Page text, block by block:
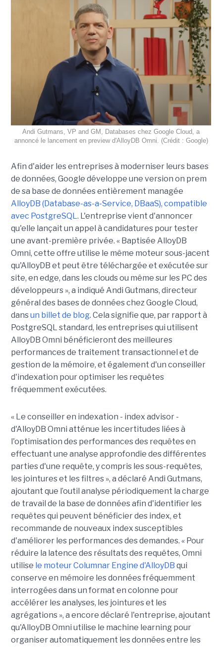
Andi Gutmans, VP and GM, Databases chez Google Cloud, a
annoncé le lancement en preview d'AlloyDB Omni. (Crédit : Google)
Afin d'aider les entreprises à moderniser leurs bases
de données, Google développe une version on prem
de sa base de données entièrement managée
AlloyDB (Database-as-a-Service, DBaaS), compatible
avec PostgreSQL. L'entreprise vient d'annoncer
qu'elle lançait un appel à candidatures pour tester
une avant-première privée. « Baptisée AlloyDB
Omni, cette offre utilise le même moteur sous-jacent
qu'AlloyDB et peut être téléchargée et exécutée sur
site, en edge, dans les clouds ou même sur les PC des
développeurs », a indiqué Andi Gutmans, directeur
général des bases de données chez Google Cloud,
dansun billet de blog. Cela signifie que, par rapport à
PostgreSQL standard, les entreprises qui utilisent
AlloyDB Omni bénéficieront des meilleures
performances de traitement transactionnel et de
gestion de la mémoire, et également d'un conseiller
d'indexation pour optimiser les requêtes
fréquemment exécutées.
« Le conseiller en indexation - index advisor -
d'AlloyDB Omni atténue les incertitudes liées à
l'optimisation des performances des requêtes en
effectuant une analyse approfondie des différentes
parties d'une requête, y compris les sous-requêtes,
les jointures et les filtres », a déclaré Andi Gutmans,
ajoutant que l’outil analyse périodiquement la charge
de travail de la base de données afin d'identifier les
requêtes qui peuvent bénéficier des index, et
recommande de nouveaux index susceptibles
d'améliorer les performances des demandes. « Pour
réduire la latence des résultats des requêtes, Omni
utilise le moteur Columnar Engine d'AlloyDB qui
conserve en mémoire les données fréquemment
interrogées dans un format en colonne pour
accélérer les analyses, les jointures et les
agrégations », a encore déclaré l'entreprise, ajoutant
qu'AlloyDB Omni utilise le machine learning pour
organiser automatiquement les données entre les